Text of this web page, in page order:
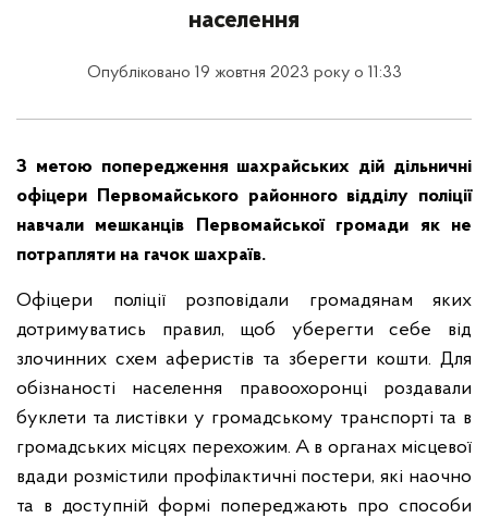
населення
Опубліковано 19 жовтня 2023 року о 11:33
З метою попередження шахрайських дій дільничні
офіцери Первомайського районного відділу поліції
навчали мешканців Первомайської громади як не
потрапляти на гачок шахраїв.
Офіцери поліції розповідали громадянам яких
дотримуватись правил, щоб уберегти себе від
злочинних схем аферистів та зберегти кошти. Для
обізнаності населення правоохоронці роздавали
буклети та листівки у громадському транспорті та в
громадських місцях перехожим. А в органах місцевої
вдади розмістили профілактичні постери, які наочно
та в доступній формі попереджають про способи